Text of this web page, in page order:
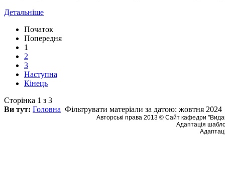
Детальніше
Початок
Попередня
1
2
3
Наступна
Кінець
Сторінка 1 з 3
Ви тут: Головна Фільтрувати матеріали за датою: жовтня 2024
Авторські права 2013 © Сайт кафедри
Адаптація